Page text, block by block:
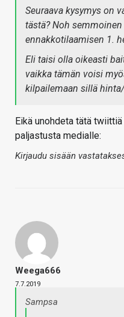
Seuraava kysymys on
tästä? Noh
ennakkotilaamisen 1.
Eli taisi olla oikeasti
vaikka tämän voisi
kilpailemaan sillä
Eikä unohdeta tätä
paljastusta medialle:
Kirjaudu sisään
Weega666
7.7.2019
Sampsa